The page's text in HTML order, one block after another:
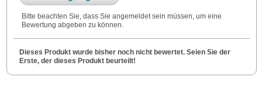
Bitte beachten Sie, dass Sie angemeldet sein müssen, um eine
Bewertung abgeben zu können.
Dieses Produkt wurde bisher noch nicht bewertet. Seien Sie der
Erste, der dieses Produkt beurteilt!